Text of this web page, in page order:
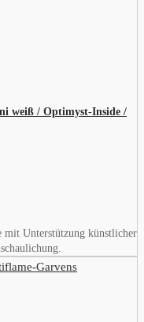
weiß / Optimyst-Inside /
Unterstützung künstlicher